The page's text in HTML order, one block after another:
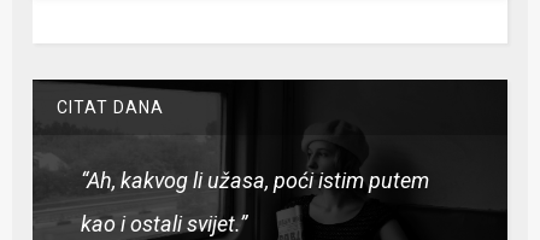
CITAT DANA
“Ah, kakvog li užasa, poći istim putem
kao i ostali svijet.”